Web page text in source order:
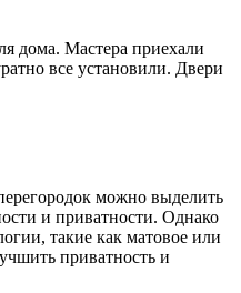
дома. Мастера приехали
все установили. Двери
можно выделить
и приватности. Однако
такие как матовое или
приватность и